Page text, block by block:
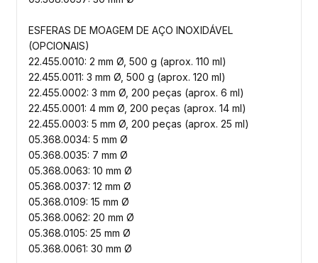
ESFERAS DE MOAGEM DE AÇO INOXIDÁVEL
(OPCIONAIS)
22.455.0010: 2 mm Ø, 500 g (aprox. 110 ml)
22.455.0011: 3 mm Ø, 500 g (aprox. 120 ml)
22.455.0002: 3 mm Ø, 200 peças (aprox. 6 ml)
22.455.0001: 4 mm Ø, 200 peças (aprox. 14 ml)
22.455.0003: 5 mm Ø, 200 peças (aprox. 25 ml)
05.368.0034: 5 mm Ø
05.368.0035: 7 mm Ø
05.368.0063: 10 mm Ø
05.368.0037: 12 mm Ø
05.368.0109: 15 mm Ø
05.368.0062: 20 mm Ø
05.368.0105: 25 mm Ø
05.368.0061: 30 mm Ø